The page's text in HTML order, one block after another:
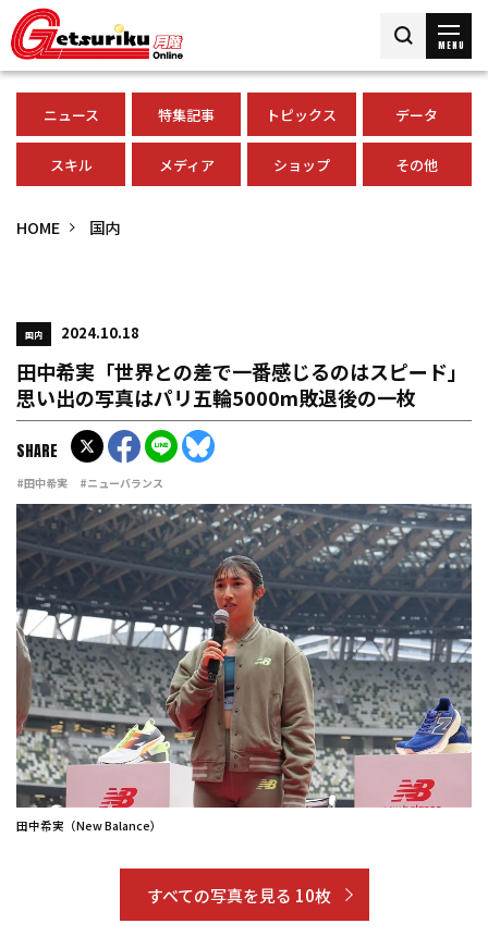
MENU
ニュース 特集記事 トピックス データ
スキル メディア ショップ その他
HOME 国内
国内 2024.10.18
田中希実「世界との差で一番感じるのはスピード」
思い出の写真はパリ五輪5000m敗退後の一枚
#田中希実 #ニューバランス
SHARE
田中希実（New Balance）
すべての写真を見る 10枚